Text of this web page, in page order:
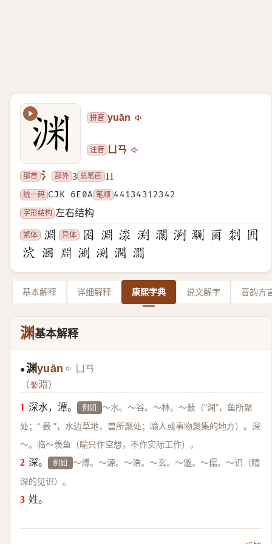
拼音 yuān
注音 ㄩㄢ
部首 氵 部外 3 总笔画 11
统一码 CJK 6E0A 笔顺 44134312342
字形结构 左右结构
繁体 异体
基本解释 详细解释 康熙字典 说文解字 音韵方
渊基本解释
●渊yuān ㄩㄢ
（
淵）
深水，潭。
例如 ～水。～谷。～林。～薮（“渊”，鱼所聚
处；“ 薮 ”，水边草地，兽所聚处；喻人或事物聚集的地方）。深
～。临～羡鱼（喻只作空想，不作实际工作）。
深。 例如 ～博。～源。～浩。～玄。～邈。～儒。～识（精
深的见识）。
姓。